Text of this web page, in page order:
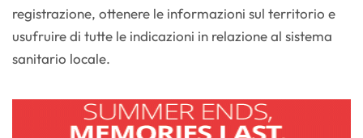
registrazione, ottenere le informazioni sul territorio e
usufruire di tutte le indicazioni in relazione al sistema
sanitario locale.